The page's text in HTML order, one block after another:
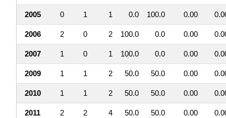
2005 0 1 1 0.0 100.0 0.00
2006 2 0 2 100.0 0.0 0.00
2007 1 0 1 100.0 0.0 0.00
2009 1 1 2 50.0 50.0 0.00
2010 1 1 2 50.0 50.0 0.00
2011 2 2 4 50.0 50.0 0.00